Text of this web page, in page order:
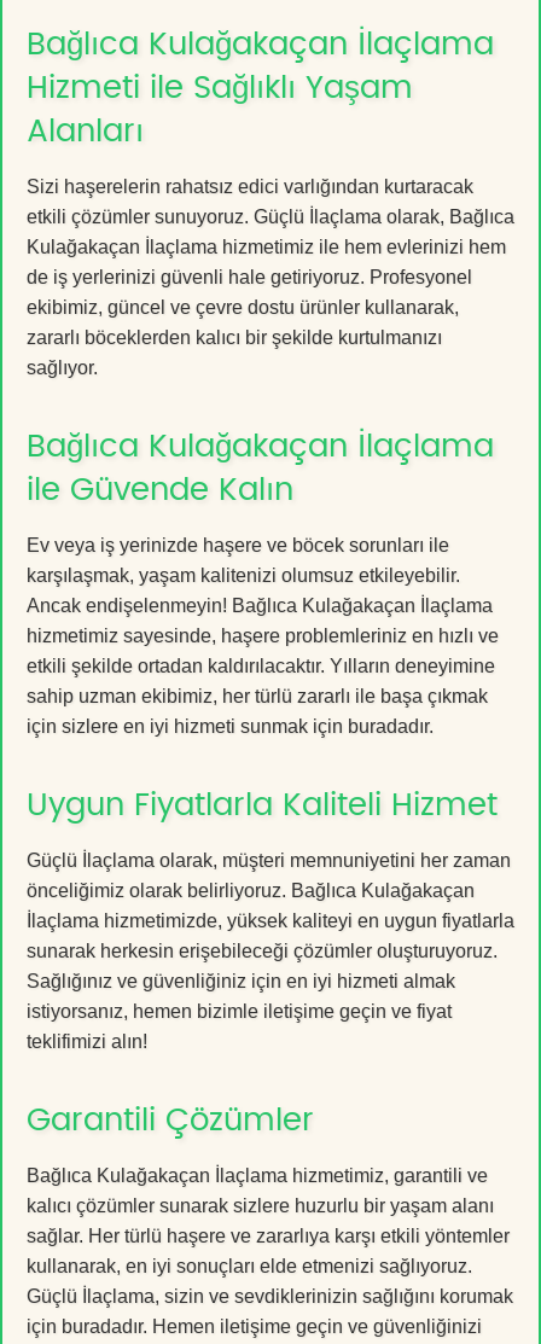
Bağlıca Kulağakaçan İlaçlama
Hizmeti ile Sağlıklı Yaşam
Alanları
Sizi haşerelerin rahatsız edici varlığından kurtaracak
etkili çözümler sunuyoruz. Güçlü İlaçlama olarak, Bağlıca
Kulağakaçan İlaçlama hizmetimiz ile hem evlerinizi hem
de iş yerlerinizi güvenli hale getiriyoruz. Profesyonel
ekibimiz, güncel ve çevre dostu ürünler kullanarak,
zararlı böceklerden kalıcı bir şekilde kurtulmanızı
sağlıyor.
Bağlıca Kulağakaçan İlaçlama
ile Güvende Kalın
Ev veya iş yerinizde haşere ve böcek sorunları ile
karşılaşmak, yaşam kalitenizi olumsuz etkileyebilir.
Ancak endişelenmeyin! Bağlıca Kulağakaçan İlaçlama
hizmetimiz sayesinde, haşere problemleriniz en hızlı ve
etkili şekilde ortadan kaldırılacaktır. Yılların deneyimine
sahip uzman ekibimiz, her türlü zararlı ile başa çıkmak
için sizlere en iyi hizmeti sunmak için buradadır.
Uygun Fiyatlarla Kaliteli Hizmet
Güçlü İlaçlama olarak, müşteri memnuniyetini her zaman
önceliğimiz olarak belirliyoruz. Bağlıca Kulağakaçan
İlaçlama hizmetimizde, yüksek kaliteyi en uygun fiyatlarla
sunarak herkesin erişebileceği çözümler oluşturuyoruz.
Sağlığınız ve güvenliğiniz için en iyi hizmeti almak
istiyorsanız, hemen bizimle iletişime geçin ve fiyat
teklifimizi alın!
Garantili Çözümler
Bağlıca Kulağakaçan İlaçlama hizmetimiz, garantili ve
kalıcı çözümler sunarak sizlere huzurlu bir yaşam alanı
sağlar. Her türlü haşere ve zararlıya karşı etkili yöntemler
kullanarak, en iyi sonuçları elde etmenizi sağlıyoruz.
Güçlü İlaçlama, sizin ve sevdiklerinizin sağlığını korumak
için buradadır. Hemen iletişime geçin ve güvenliğinizi